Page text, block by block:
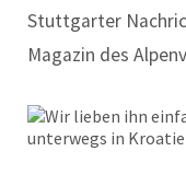
Stuttgarter
Magazin des